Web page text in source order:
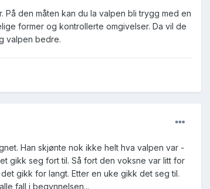
den måten kan du la valpen bli trygg med en
former og kontrollerte omgivelser. Da vil de
valpen bedre.
Han skjønte nok ikke helt hva valpen var -
gikk seg fort til. Så fort den voksne var litt for
gikk for langt. Etter en uke gikk det seg til.
fall i begynnelsen...